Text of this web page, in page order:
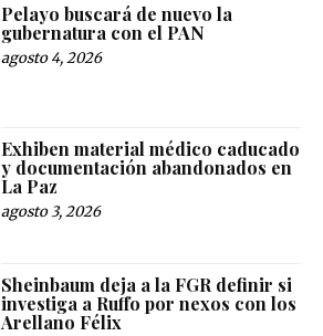
Pelayo buscará de nuevo la
gubernatura con el PAN
agosto 4, 2026
Exhiben material médico caducado
y documentación abandonados en
La Paz
agosto 3, 2026
Sheinbaum deja a la FGR definir si
investiga a Ruffo por nexos con los
Arellano Félix